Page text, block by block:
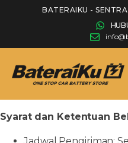
BATERAIKU -
Syarat dan Ketentuan